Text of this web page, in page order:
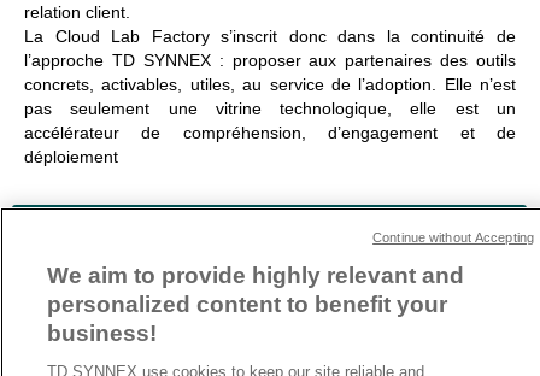
relation client.
La Cloud Lab Factory s’inscrit donc dans la continuité de
l’approche TD SYNNEX : proposer aux partenaires des outils
concrets, activables, utiles, au service de l’adoption . Elle n’est
pas seulement une vitrine technologique, elle est un
accélérateur de compréhension, d’engagement et de
déploiement
Rejoignez notre programme Destination AI
ARTICLE PRÉCÉDENT ARTICLE SUIVANT
We aim to provide highly relevant and
personalized content to benefit your
business!
TD SYNNEX use cookies to keep our site reliable and
Continue without Accepting